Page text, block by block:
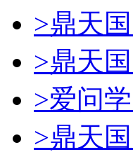
>鼎天
>鼎天
>爱问
>鼎天